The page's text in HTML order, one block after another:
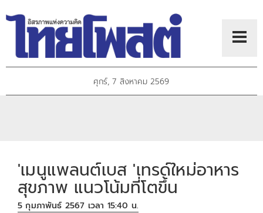
ศุกร์, 7 สิงหาคม 2569
'เมนูแพลนต์เบส 'เทรด์ใหม่อาหาร
สุขภาพ แนวโน้มที่โตขึ้น
5 กุมภาพันธ์ 2567 เวลา 15:40 น.